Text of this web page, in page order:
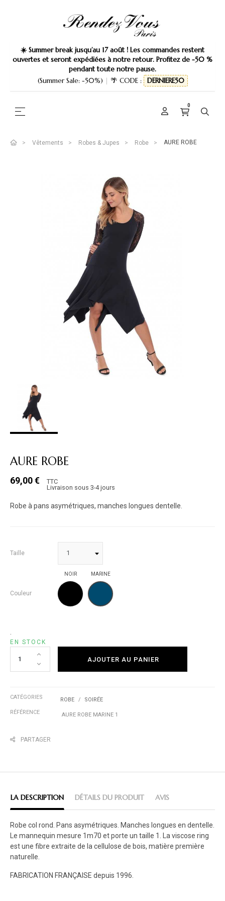
☀️ Summer break jusqu’au 17 août ! Les commandes restent
ouvertes et seront expédiées à notre retour. Profitez de -50 %
pendant toute notre pause.
(Summer Sale: -50%) | 🌴 CODE : DERNIERE50
Basculer la navigation
☰
0
Vêtements Robes & Jupes Robe AURE ROBE
AURE ROBE
69,00 €
TTC
Livraison sous 3-4 jours
Robe à pans asymétriques, manches longues dentelle.
Taille
Couleur
NOIR
NOIR
MARINE
MARINE
EN STOCK
AJOUTER AU PANIER
CATÉGORIES ROBE
SOIRÉE
RÉFÉRENCE
AURE ROBE MARINE 1
PARTAGER
LA DESCRIPTION DÉTAILS DU PRODUIT AVIS
Robe col rond. Pans asymétriques. Manches longues en dentelle.
Le mannequin mesure 1m70 et porte un taille 1. La viscose ring
est une fibre extraite de la cellulose de bois, matière première
naturelle.
FABRICATION FRANÇAISE depuis 1996.